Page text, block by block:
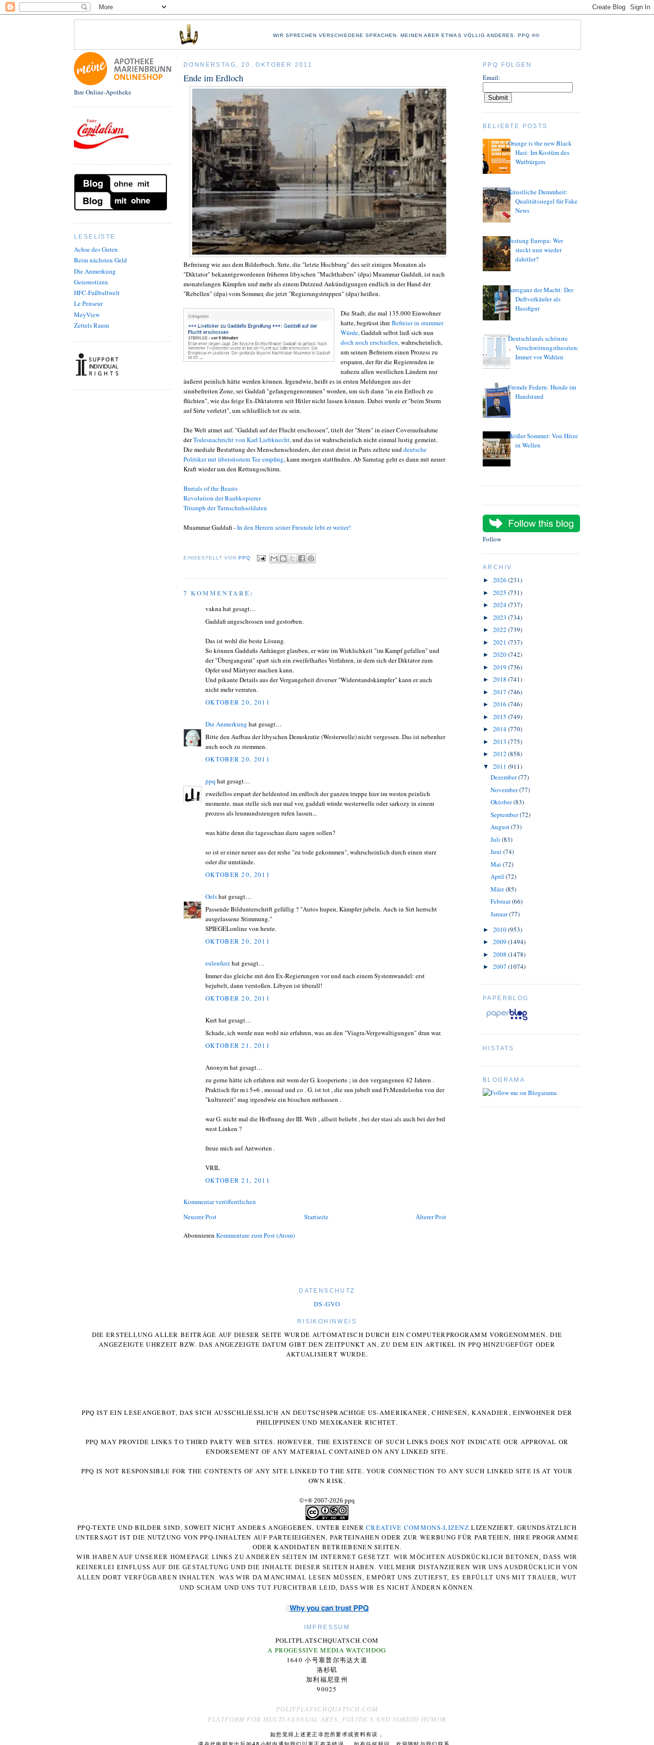
WIR SPRECHEN VERSCHIEDENE SPRACHEN. MEINEN ABER ETWAS VÖLLIG ANDERES. PPQ ®©
Ihre Online-Apotheke
LESELISTE
Achse des Guten
Beim nächsten Geld
Die Anmerkung
Geiernotizen
HFC-Fußballwelt
Le Penseur
MeyView
Zettels Raum
DONNERSTAG, 20. OKTOBER 2011
Ende im Erdloch
Befreiung wie aus dem Bilderbuch. Sirte, die "letzte Hochburg" des seit einigen Monaten als
"Diktator" bekanntgewordenen früheren libyschen "Machthabers" (dpa) Muammar Gaddafi, ist nach
monatelangen Kämpfen und mehr als einem Dutzend Ankündigungen endlich in der Hand der
"Rebellen" (dpa) vom Sommer, die jetzt "Regierungstruppen" (dpa) heißen.
Die Stadt, die mal 135.000 Einwohner
hatte, begrüsst ihreBefreier in stummer
Würde, Gaddafi selbst ließ sich nun
doch noch erschießen, wahrscheinlich,
um seinen Befreiern einen Prozess zu
ersparen, der für die Regierenden in
nahezu allen westlichen Ländern nur
äußerst peinlich hätte werden können. Irgendwie, heißt es in ersten Meldungen aus der
sinnbefreiten Zone, sei Gaddafi "gefangengenommen" worden, um sich dann "in ein Erdloch zu
flüchten", wie das feige Ex-Diktatoren seit Hitler nicht lassen können. Dabei wurde er "beim Sturm
auf Sirte verletzt", um schließlich tot zu sein.
Die Welt atmet auf. "Gaddafi auf der Flucht erschossen", titelt der "Stern" in einer Coveraufnahme
derTodesnachricht von Karl Liebknecht, und das ist wahrscheinlich nicht einmal lustig gemeint.
Die mediale Bestattung des Menschenschinders, der einst dreist in Paris zeltete und deutsche
Politiker mit übersüsstem Tee empfing, kann morgen stattfinden. Ab Samstag geht es dann mit neuer
Kraft wieder um den Rettungsschirm.
Burials of the Beasts
Revolution der Raubkopierer
Triumph der Turnschuhsoldaten
Muammar Gaddafi -In den Herzen seiner Freunde lebt er weiter!
EINGESTELLT VON PPQ
7 KOMMENTARE:
vakna hat gesagt…
Gaddafi angeschossen und gestorben.
Das ist wohl die beste Lösung.
So können Gaddafis Anhänger glauben, er wäre im Wirklichkeit "im Kampf gefallen" und
der "Übergangsrat" spart sich ein zweifelhaftes Verfahren, in dem sich der Diktator zum
Opfer und Märtyrer machen kann.
Und pikante Details aus der Vergangeheit diverser "Widerstandskämpfer" kann er auch
nicht mehr verraten.
OKTOBER 20, 2011
Die Anmerkung hat gesagt…
Bitte den Aufbau der libyschen Demokratie (Westerwelle) nicht vergessen. Das ist nebenher
auch noch zu stemmen.
OKTOBER 20, 2011
ppq hat gesagt…
zweifellos erspart der heldentod im erdloch der ganzen truppe hier im westen peinlich
momente. man stelle sich nur mal vor, gaddafi würde westerwelle oder sarkozy in einem
prozess als leumundszeugen rufen lassen...
was hätte denn die tagesschau dazu sagen sollen?
so ist er einer neuer aus der reihe "zu tode gekommen", wahrscheinlich durch einen sturz
oder die umstände.
OKTOBER 20, 2011
Oelshat gesagt…
Passende Bildunterschrift gefällig ? "Autos hupen, Kämpfer jubeln. Auch in Sirt herrscht
ausgelassene Stimmung."
SPIEGELonline von heute.
OKTOBER 20, 2011
eulenfurzhat gesagt…
Immer das gleiche mit den Ex-Regierungen vor und nach einem Systemwandel: erst
bejubelt, dann verstoßen. Libyen ist überall!
OKTOBER 20, 2011
Kurt hat gesagt…
Schade, ich werde nun wohl nie erfahren, was an den "Viagra-Vergewaltigungen" dran war.
OKTOBER 21, 2011
Anonym hat gesagt…
zu gerne hätte ich erfahren mit wem der G. kooperierte ; in den vergangenen 42 Jahren .
Praktisch für m i 5+6 , mossad und co . G. ist tot , die sun jubelt und Fr.Mendelsohn von der
"kulturzeit" mag irgendwie ein bisschen mithassen .
war G. nicht mal die Hoffnung der III. Welt , allseit beliebt , bei der stasi als auch bei der brd
west Linken ?
freue mich auf Antworten .
VRIL
OKTOBER 21, 2011
Kommentar veröffentlichen
Neuerer Post
Älterer Post
Startseite
Abonnieren Kommentare zum Post (Atom)
PPQ FOLGEN
Email:
BELIEBTE POSTS
Orange is the new Black
Hasi: Im Kostüm des
Wutbürgers
Künstliche Dummheit:
Qualitätssiegel für Fake
News
Festung Europa: Wer
steckt nun wieder
dahitler?
Arroganz der Macht: Der
Duftverkäufer als
Hassfigur
Deutschlands schönste
Verschwörungstheorien:
Immer vor Wahlen
Fremde Federn: Hunde im
Handstand
Heißer Sommer: Von Hitze
in Wellen
Follow
ARCHIV
► 2026 (231)
► 2025 (731)
► 2024(737)
► 2023 (734)
► 2022 (739)
► 2021 (737)
► 2020(742)
► 2019 (736)
► 2018 (741)
► 2017 (746)
► 2016 (746)
► 2015 (749)
► 2014(770)
► 2013 (775)
► 2012 (858)
▼ 2011 (911)
Dezember(77)
November(77)
Oktober(83)
September(72)
August(73)
Juli (83)
Juni (74)
Mai (72)
April (72)
März(85)
Februar(66)
Januar(77)
► 2010(953)
► 2009 (1494)
► 2008 (1478)
► 2007 (1074)
PAPERBLOG
HISTATS
BLOGRAMA
DATENSCHUTZ
DS-GVO
RISIKOHINWEIS
DIE ERSTELLUNG ALLER BEITRÄGE AUF DIESER SEITE WURDE AUTOMATISCH DURCH EIN COMPUTERPROGRAMM VORGENOMMEN. DIE
ANGEZEIGTE UHRZEIT BZW. DAS ANGEZEIGTE DATUM GIBT DEN ZEITPUNKT AN, ZU DEM EIN ARTIKEL IN PPQ HINZUGEFÜGT ODER
AKTUALISIERT WURDE.
PPQ IST EIN LESEANGEBOT, DAS SICH AUSSCHLIESSLICH AN DEUTSCHSPRACHIGE US-AMERIKANER, CHINESEN, KANADIER, EINWOHNER DER P
HILIPPINEN UND MEXIKANER RICHTET.
PPQ MAY PROVIDE LINKS TO THIRD PARTY WEB SITES. HOWEVER, THE EXISTENCE OF SUCH LINKS DOES NOT INDICATE OUR APPROVAL OR
ENDORSEMENT OF ANY MATERIAL CONTAINED ON ANY LINKED SITE.
PPQ IS NOT RESPONSIBLE FOR THE CONTENTS OF ANY SITE LINKED TO THE SITE. YOUR CONNECTION TO ANY SUCH LINKED SITE IS AT YOUR
OWN RISK.
©+® 2007-2026 ppq
PPQ-TEXTE UND BILDER SIND, SOWEIT NICHT ANDERS ANGEGEBEN, UNTER EINERCREATIVE COMMONS-LIZENZ LIZENZIERT. GRUNDSÄTZLICH
UNTERSAGT IST DIE NUTZUNG VON PPQ-INHALTEN AUF PARTEIEIGENEN, PARTEINAHEN ODER ZUR WERBUNG FÜR PARTEIEN, IHRE PROGRAMME
ODER KANDIDATEN BETRIEBENEN SEITEN.
WIR HABEN AUF UNSERER HOMEPAGE LINKS ZU ANDEREN SEITEN IM INTERNET GESETZT. WIR MÖCHTEN AUSDRÜCKLICH BETONEN, DASS WIR
KEINERLEI EINFLUSS AUF DIE GESTALTUNG UND DIE INHALTE DIESER SEITEN HABEN. VIELMEHR DISTANZIEREN WIR UNS AUSDRÜCKLICH VON
ALLEN DORT VERFÜGBAREN INHALTEN. WAS WIR DA MANCHMAL LESEN MÜSSEN, EMPÖRT UNS ZUTIEFST, ES ERFÜLLT UNS MIT TRAUER, WUT
UND SCHAM UND UNS TUT FURCHTBAR LEID, DASS WIR ES NICHT ÄNDERN KÖNNEN.
Why you can trust PPQ
IMPRESSUM
POLITPLATSCHQUATSCH.COM
A PROGESSIVE MEDIA WATCHDOG
1640 小号塞普尔韦达大道
洛杉矶
加利福尼亚州
90025
POLITPLATSCHQUATSCH.COM
PLATFORM FOR MULTI-SENSUAL ARTS, POLITICS AND SORDID HUMOR
如您觉得上述更正非您所要求或资料有误，